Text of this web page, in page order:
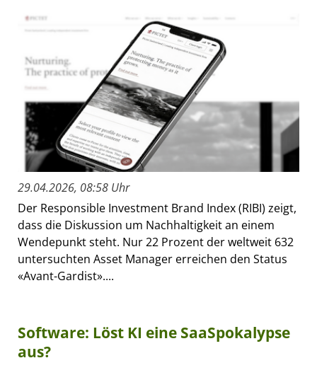
29.04.2026, 08:58 Uhr
Der Responsible Investment Brand Index (RIBI) zeigt,
dass die Diskussion um Nachhaltigkeit an einem
Wendepunkt steht. Nur 22 Prozent der weltweit 632
untersuchten Asset Manager erreichen den Status
«Avant-Gardist»....
Software: Löst KI eine SaaSpokalypse
aus?